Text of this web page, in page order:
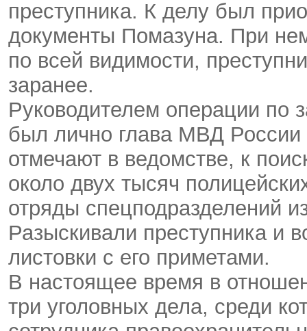
преступника. К делу был
документы Помазуна. При
по всей видимости,
заранее.
Руководителем операции по
был лично глава МВД
отмечают в ведомстве, к
около двух тысяч
отряды спецподразделений
Разыскивали преступника и
листовки с его приметами.
В настоящее время в
три уголовных дела, среди